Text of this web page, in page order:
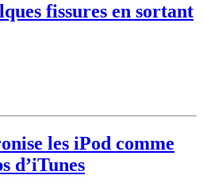
fissures en sortant
les iPod comme
d’iTunes